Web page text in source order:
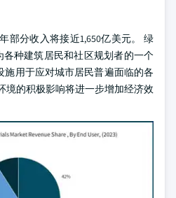
部分收入将接近1,650亿美元。 绿
种建筑居民和社区规划者的一个
施用于应对城市居民普遍面临的各
境的积极影响将进一步增加经济效